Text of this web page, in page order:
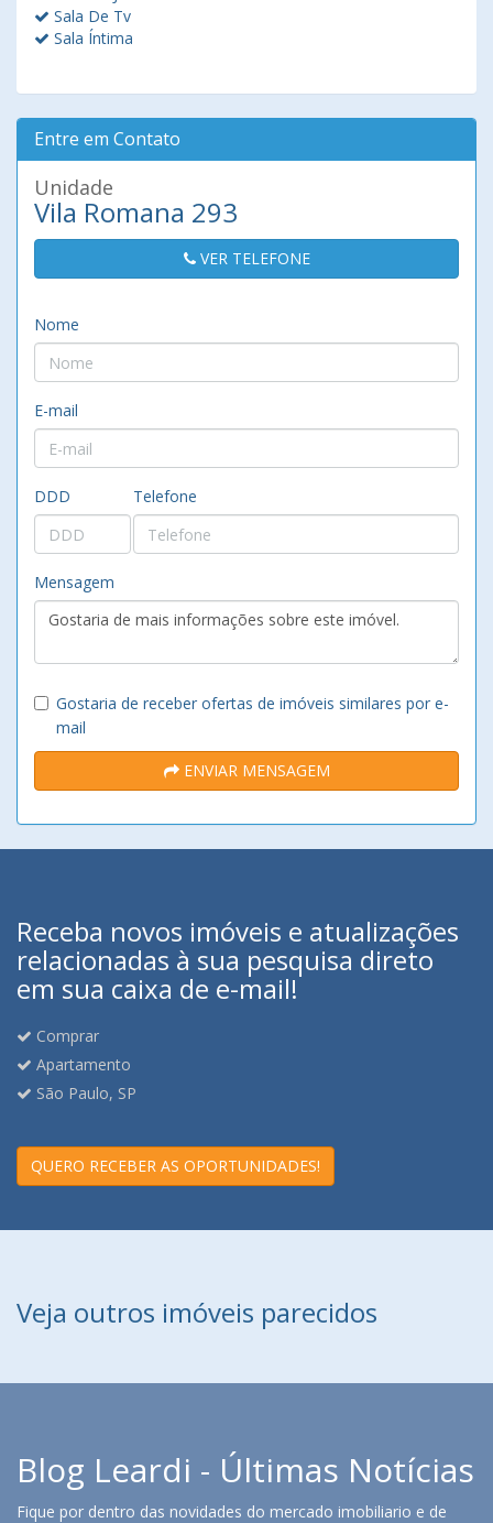
Sala De Tv
Sala Íntima
Entre em Contato
Unidade
Vila Romana 293
VER TELEFONE
Nome
E-mail
DDD Telefone
Mensagem
Gostaria de receber ofertas de imóveis similares por e-
mail
ENVIAR MENSAGEM
Receba novos imóveis e atualizações
relacionadas à sua pesquisa direto
em sua caixa de e-mail!
Comprar
Apartamento
São Paulo, SP
QUERO RECEBER AS OPORTUNIDADES!
Veja outros imóveis parecidos
Blog Leardi - Últimas Notícias
Fique por dentro das novidades do mercado imobiliario e de